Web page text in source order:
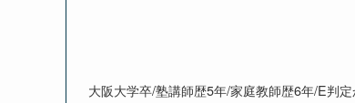
大阪大学卒/塾講師歴5年/家庭教師歴6年/E判